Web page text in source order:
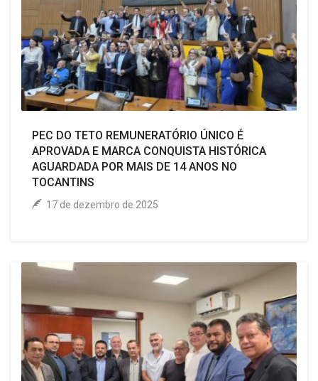
PEC DO TETO REMUNERATÓRIO ÚNICO É
APROVADA E MARCA CONQUISTA HISTÓRICA
AGUARDADA POR MAIS DE 14 ANOS NO
TOCANTINS
17 de dezembro de 2025